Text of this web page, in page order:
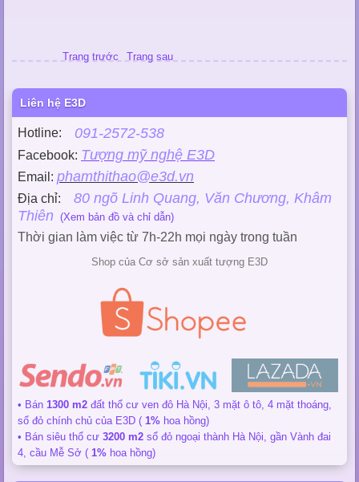
Trang trước Trang sau
Liên hệ E3D
Hotline: 091-2572-538
Facebook: Tượng mỹ nghệ E3D
Email: phamthithao@e3d.vn
Địa chỉ: 80 ngõ Linh Quang, Văn Chương, Khâm
Thiên (Xem bản đồ và chỉ dẫn)
Thời gian làm việc từ 7h-22h mọi ngày trong tuần
Shop của Cơ sở sản xuất tượng E3D
• Bán 1300 m2 đất thổ cư ven đô Hà Nội, 3 mặt ô tô, 4 mặt thoáng,
sổ đỏ chính chủ của E3D ( 1% hoa hồng)
• Bán siêu thổ cư 3200 m2 sổ đỏ ngoại thành Hà Nội, gần Vành đai
4, cầu Mễ Sở ( 1% hoa hồng)